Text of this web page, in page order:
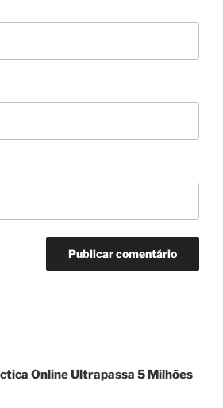
Online Ultrapassa 5 Milhões